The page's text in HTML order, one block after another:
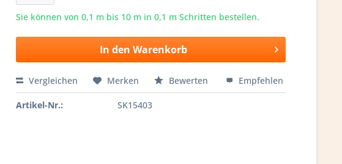
Sie können von 0,1 m bis 10 m in 0,1 m Schritten bestellen.
In den Warenkorb
Vergleichen Merken Bewerten Empfehlen
Artikel-Nr.: SK15403